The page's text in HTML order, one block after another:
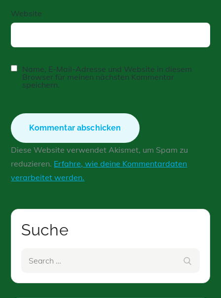
Website
Name, E-Mail-Adresse und Website in diesem
Browser für meinen nächsten Kommentar
speichern.
Diese Website verwendet Akismet, um Spam zu
reduzieren. Erfahre, wie deine Kommentardaten
verarbeitet werden.
Suche